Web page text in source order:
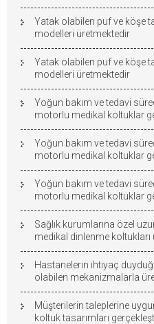
Yatak olabilen puf ve köşe
modelleri üretmektedir
Yatak olabilen puf ve köşe
modelleri üretmektedir
Yoğun bakım ve tedavi
motorlu medikal koltuklar
Yoğun bakım ve tedavi
motorlu medikal koltuklar
Yoğun bakım ve tedavi
motorlu medikal koltuklar
Sağlık kurumlarına özel
medikal dinlenme
Hastanelerin ihtiyaç
olabilen mekanizmalarla
Müşterilerin taleplerine
koltuk tasarımları